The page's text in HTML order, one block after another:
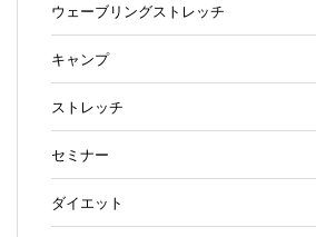
ウェーブリングストレッチ
キャンプ
ストレッチ
セミナー
ダイエット